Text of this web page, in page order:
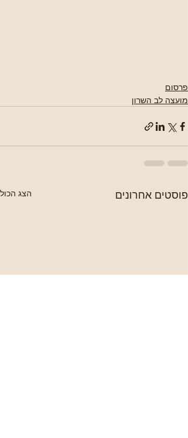
פרסום
מועצה לב השרון
פוסטים אחרונים הצג הכול